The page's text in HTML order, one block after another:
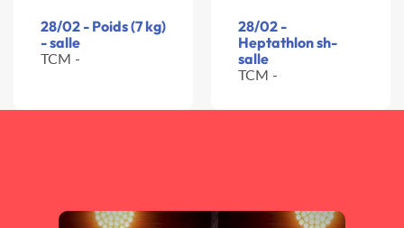
28/02 - Poids (7 kg)
- salle
TCM -
28/02 -
Heptathlon sh-
salle
TCM -